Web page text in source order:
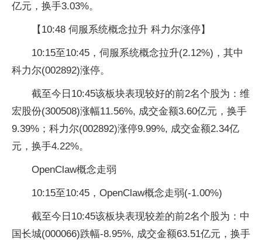
亿元，换手3.03%。
【10:48 伺服系统概念拉升 科力尔涨停】
10:15至10:45，伺服系统概念拉升(2.12%)，其中
科力尔(002892)涨停。
截至今日10:45该板块表现较好的前2名个股为：维
宏股份(300508)涨幅11.56%, 成交金额3.60亿元，换手
9.39%；科力尔(002892)涨停9.99%, 成交金额2.34亿
元，换手4.22%。
OpenClaw概念走弱
10:15至10:45，OpenClaw概念走弱(-1.00%)
截至今日10:45该板块表现较差的前2名个股为：中
国长城(000066)跌幅-8.95%, 成交金额63.51亿元，换手